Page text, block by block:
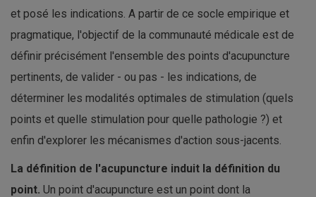
et posé les indications. A partir de ce socle empirique et
pragmatique, l'objectif de la communauté médicale est de
définir précisément l'ensemble des points d'acupuncture
pertinents, de valider - ou pas - les indications, de
déterminer les modalités optimales de stimulation (quels
points et quelle stimulation pour quelle pathologie ?) et
enfin d'explorer les mécanismes d'action sous-jacents.
La définition de l'acupuncture induit la définition du
point. Un point d'acupuncture est un point dont la